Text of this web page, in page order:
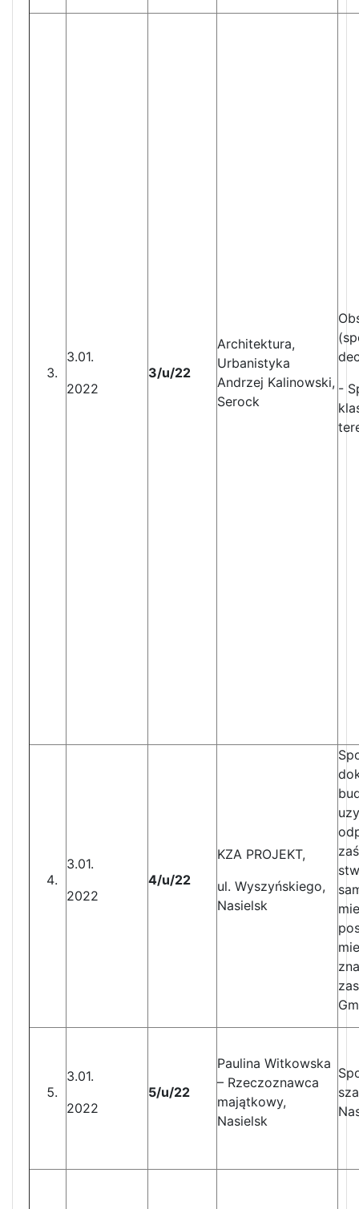
3.01.
2022
3/u/22
Architektura,
Urbanistyka
Andrzej Kalinowski,
Serock
-
3.01.
2022
4/u/22
KZA PROJEKT,
ul. Wyszyńskiego,
Nasielsk
3.01.
2022
5/u/22
Paulina Witkowska
– Rzeczoznawca
majątkowy,
Nasielsk